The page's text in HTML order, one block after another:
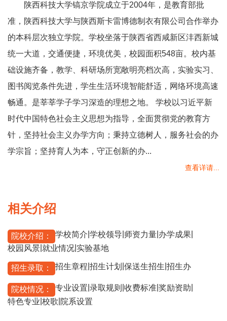
陕西科技大学镐京学院成立于2004年，是教育部批
准，陕西科技大学与陕西斯卡雷博德制衣有限公司合作举办
的本科层次独立学院。学校坐落于陕西省西咸新区沣西新城
统一大道，交通便捷，环境优美，校园面积548亩。校内基
础设施齐备，教学、科研场所宽敞明亮档次高，实验实习、
图书阅览条件先进，学生生活环境智能舒适，网络环境高速
畅通。是莘莘学子学习深造的理想之地。 学校以习近平新
时代中国特色社会主义思想为指导，全面贯彻党的教育方
针，坚持社会主义办学方向；秉持立德树人，服务社会的办
学宗旨；坚持育人为本，守正创新的办...
查看详请...
相关介绍
院校介绍： 学校简介 学校领导 师资力量 办学成果
校园风景 就业情况 实验基地
招生录取： 招生章程 招生计划 保送生招生 招生办
院校情况： 专业设置 录取规则 收费标准 奖励资助
特色专业 校歌 院系设置